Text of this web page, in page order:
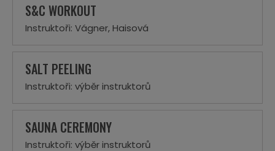
S&C WORKOUT
Instruktoři: Vágner, Haisová
SALT PEELING
Instruktoři: výběr instruktorů
SAUNA CEREMONY
Instruktoři: výběr instruktorů